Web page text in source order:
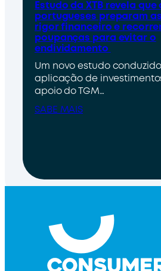
Estudo da XTB revela que
portugueses preparam
rigor financeiro e
poupanças para evitar o
endividamento
Um novo estudo
aplicação de
apoio do TGM…
SABE MAIS